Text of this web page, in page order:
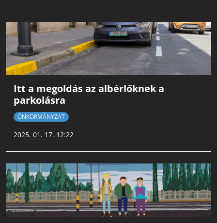
Itt a megoldás az albérlőknek a
parkolásra
ÖNKORMÁNYZAT
2025. 01. 17. 12:22